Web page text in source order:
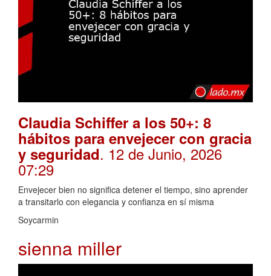
Claudia Schiffer a los 50+: 8
hábitos para envejecer con gracia
y seguridad. 12 de Junio, 2026
07:29
Envejecer bien no significa detener el tiempo, sino aprender
a transitarlo con elegancia y confianza en sí misma
Soycarmin
sienna miller